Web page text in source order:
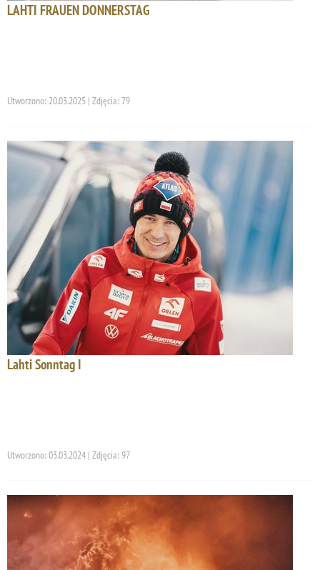
LAHTI FRAUEN DONNERSTAG
Utworzono: 20.03.2025 | Zdjęcia: 79
Lahti Sonntag I
Utworzono: 03.03.2024 | Zdjęcia: 97